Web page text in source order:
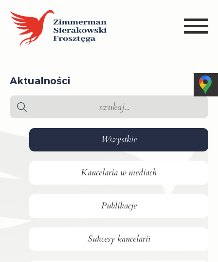
Aktualności
Wszystkie
Kancelaria w mediach
Publikacje
Sukcesy kancelarii